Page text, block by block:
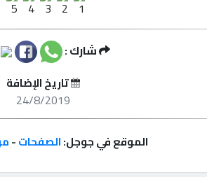
شارك :
تاريخ الإضافة
24/8/2019
الموقع في جوجل:الصفحات-